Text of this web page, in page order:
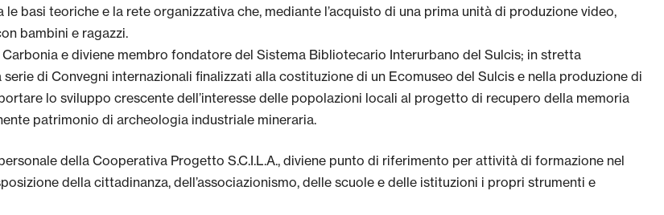
le basi teoriche e la rete organizzativa che, mediante l’acquisto di una prima unità di produzione video,
bambini e ragazzi.
e diviene membro fondatore del Sistema Bibliotecario Interurbano del Sulcis; in stretta
di Convegni internazionali finalizzati alla costituzione di un Ecomuseo del Sulcis e nella produzione di
lo sviluppo crescente dell’interesse delle popolazioni locali al progetto di recupero della memoria
patrimonio di archeologia industriale mineraria.
della Cooperativa Progetto S.C.I.L.A., diviene punto di riferimento per attività di formazione nel
della cittadinanza, dell’associazionismo, delle scuole e delle istituzioni i propri strumenti e